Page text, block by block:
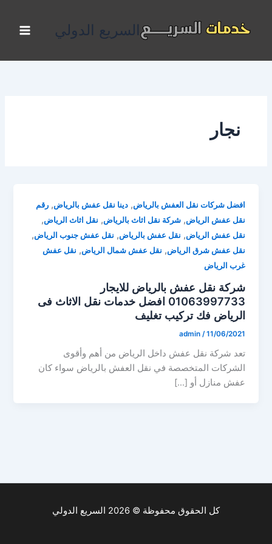
المحتوى
السريع الدولي
نجار
افضل شركات نقل العفش بالرياض,دينا نقل عفش بالرياض,رقم
نقل عفش الرياض,شركة نقل اثاث بالرياض, نقل اثاث الرياض,
نقل عفش الرياض, نقل عفش بالرياض, نقل عفش جنوب الرياض,
نقل عفش شرق الرياض, نقل عفش شمال الرياض, نقل عفش
غرب الرياض
شركة نقل عفش بالرياض للايجار
01063997733 افضل خدمات نقل الاثاث فى
الرياض فك تركيب تغليف
admin /11/06/2021
تعد شركة نقل عفش داخل الرياض من أهم وأقوى
الشركات المتخصصة في نقل العفش بالرياض سواء كان
عفش منازل أو […]
كل الحقوق محفوظة © 2026 السريع الدولي